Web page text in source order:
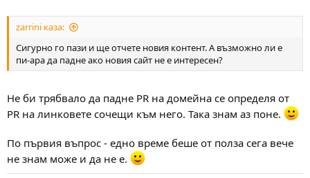
zarrini каза:
Сигурно го пази и ще отчете новия контент. А възможно ли е
пи-ара да падне ако новия сайт не е интересен?
Не би трябвало да падне PR на домейна се определя от
PR на линковете сочещи към него. Така знам аз поне.
По първия въпрос - едно време беше от полза сега вече
не знам може и да не е.